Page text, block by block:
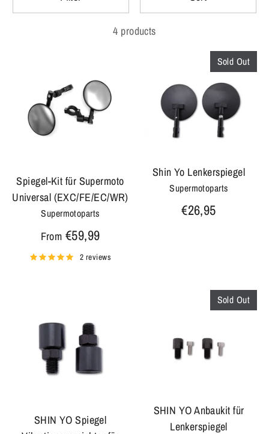
4 products
Spiegel-Kit für Supermoto
Universal (EXC/FE/EC/WR)
Supermotoparts
From €59,99
2 reviews
Shin Yo Lenkerspiegel
Supermotoparts
€26,95
Sold Out
SHIN YO Spiegel
SHIN YO Anbaukit für
Lenkerspiegel
Sold Out